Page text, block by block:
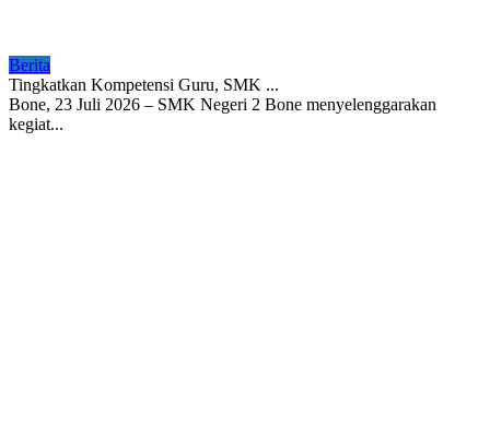
Berita
Tingkatkan Kompetensi Guru, SMK ...
Bone, 23 Juli 2026 – SMK Negeri 2 Bone menyelenggarakan
kegiat...